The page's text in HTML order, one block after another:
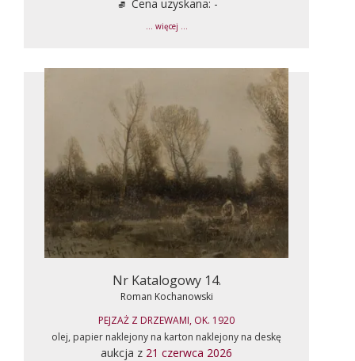
Cena uzyskana: -
... więcej ...
Nr Katalogowy 14.
Roman Kochanowski
PEJZAŻ Z DRZEWAMI, OK. 1920
olej, papier naklejony na karton naklejony na deskę
aukcja z 21 czerwca 2026